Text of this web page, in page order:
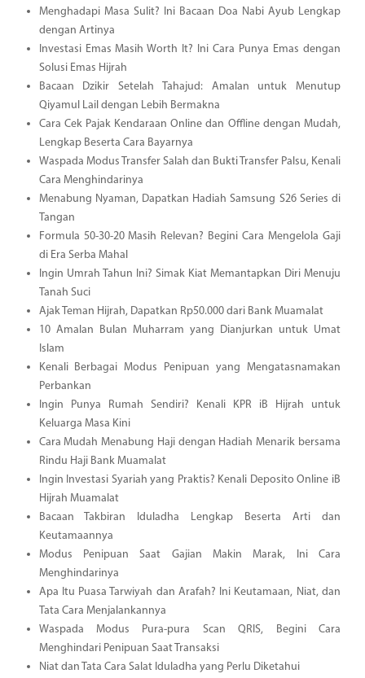
Menghadapi Masa Sulit? Ini Bacaan Doa Nabi Ayub Lengkap
dengan Artinya
Investasi Emas Masih Worth It? Ini Cara Punya Emas dengan
Solusi Emas Hijrah
Bacaan Dzikir Setelah Tahajud: Amalan untuk Menutup
Qiyamul Lail dengan Lebih Bermakna
Cara Cek Pajak Kendaraan Online dan Offline dengan Mudah,
Lengkap Beserta Cara Bayarnya
Waspada Modus Transfer Salah dan Bukti Transfer Palsu, Kenali
Cara Menghindarinya
Menabung Nyaman, Dapatkan Hadiah Samsung S26 Series di
Tangan
Formula 50-30-20 Masih Relevan? Begini Cara Mengelola Gaji
di Era Serba Mahal
Ingin Umrah Tahun Ini? Simak Kiat Memantapkan Diri Menuju
Tanah Suci
Ajak Teman Hijrah, Dapatkan Rp50.000 dari Bank Muamalat
10 Amalan Bulan Muharram yang Dianjurkan untuk Umat
Islam
Kenali Berbagai Modus Penipuan yang Mengatasnamakan
Perbankan
Ingin Punya Rumah Sendiri? Kenali KPR iB Hijrah untuk
Keluarga Masa Kini
Cara Mudah Menabung Haji dengan Hadiah Menarik bersama
Rindu Haji Bank Muamalat
Ingin Investasi Syariah yang Praktis? Kenali Deposito Online iB
Hijrah Muamalat
Bacaan Takbiran Iduladha Lengkap Beserta Arti dan
Keutamaannya
Modus Penipuan Saat Gajian Makin Marak, Ini Cara
Menghindarinya
Apa Itu Puasa Tarwiyah dan Arafah? Ini Keutamaan, Niat, dan
Tata Cara Menjalankannya
Waspada Modus Pura-pura Scan QRIS, Begini Cara
Menghindari Penipuan Saat Transaksi
Niat dan Tata Cara Salat Iduladha yang Perlu Diketahui